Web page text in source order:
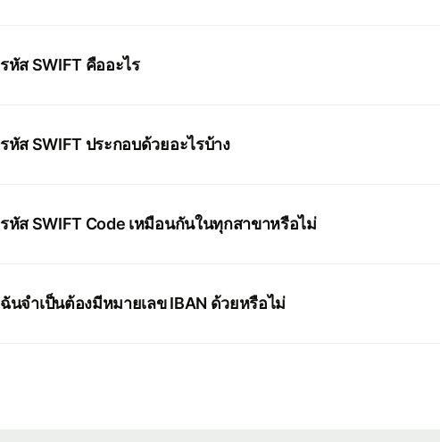
รหัส SWIFT คืออะไร
รหัส SWIFT ประกอบด้วยอะไรบ้าง
รหัส SWIFT Code เหมือนกันในทุกสาขาหรือไม่
ฉันจำเป็นต้องมีหมายเลข IBAN ด้วยหรือไม่